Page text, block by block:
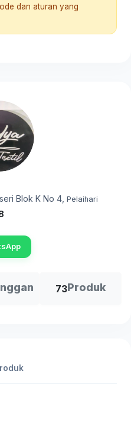
dan aturan yang
Blok K No 4, Pelaihari
73Produk